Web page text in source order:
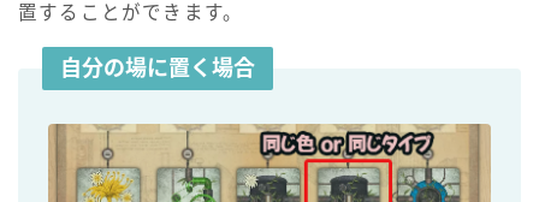
置することができます。
自分の場に置く場合